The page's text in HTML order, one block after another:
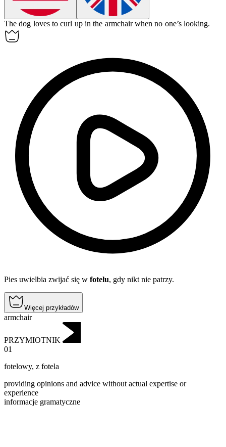
The dog loves to curl up in the armchair when no one’s looking.
Pies uwielbia zwijać się w fotelu, gdy nikt nie patrzy.
Więcej przykładów
armchair
PRZYMIOTNIK
01
fotelowy, z fotela
providing opinions and advice without actual expertise or
experience
informacje gramatyczne